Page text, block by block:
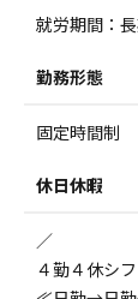
就労期間：
勤務形態
固定時間制
休日休暇
／
４勤４休シ